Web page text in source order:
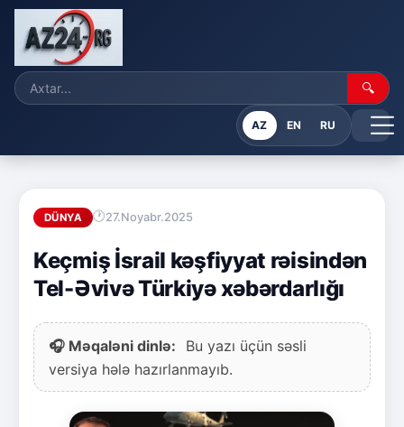
🔍
AZ EN RU
DÜNYA 27.Noyabr.2025
Keçmiş İsrail kəşfiyyat rəisindən
Tel-Əvivə Türkiyə xəbərdarlığı
🎧 Məqaləni dinlə:
Bu yazı üçün səsli
versiya hələ hazırlanmayıb.